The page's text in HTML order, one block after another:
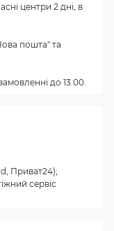
центри 2 дні, в
пошта" та
до 13.00.
Приват24);
сервіс